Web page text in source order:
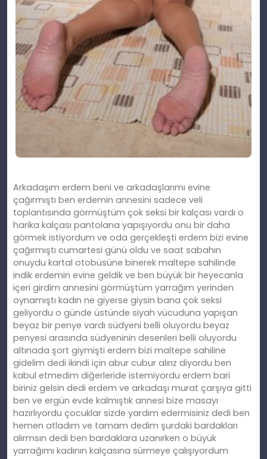
Arkadaşım erdem beni ve arkadaşlarımı evine
çağırmıştı ben erdemin annesini sadece veli
toplantısında görmüştüm çok seksi bir kalçası vardı o
harika kalçası pantolana yapışıyordu onu bir daha
görmek istiyordum ve oda gerçekleşti erdem bizi evine
çağırmıştı cumartesi günü oldu ve saat sabahın
onuydu kartal otobüsüne binerek maltepe sahilinde
indik erdemin evine geldik ve ben büyük bir heyecanla
içeri girdim annesini görmüştüm yarrağım yerinden
oynamıştı kadın ne giyerse giysin bana çok seksi
geliyordu o günde üstünde siyah vücuduna yapışan
beyaz bir penye vardı südyeni belli oluyordu beyaz
penyesi arasında südyeninin desenleri belli oluyordu
altınada şort giymişti erdem bizi maltepe sahiline
gidelim dedi ikindi için abur cubur alırız diyordu ben
kabul etmedim diğerleride istemiyordu erdem bari
biriniz gelsin dedi erdem ve arkadaşı murat çarşıya gitti
ben ve ergün evde kalmıştık annesi bize masayı
hazırlıyordu çocuklar sizde yardım edermisiniz dedi ben
hemen atladım ve tamam dedim şurdaki bardakları
alırmsın dedi ben bardaklara uzanırken o büyük
yarrağımı kadının kalçasına sürmeye çalışıyordum